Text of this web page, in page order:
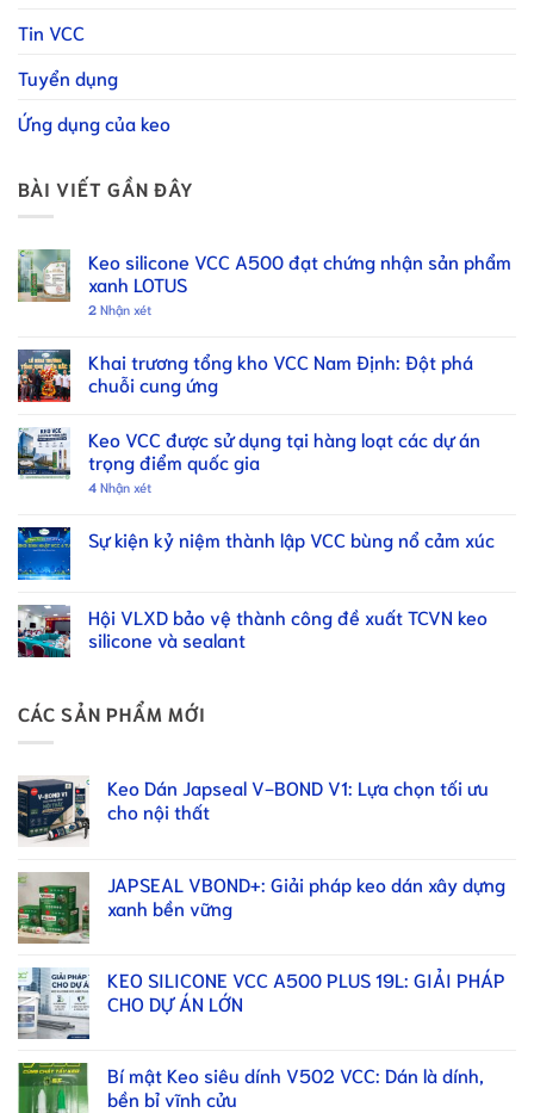
Tin VCC
Tuyển dụng
Ứng dụng của keo
BÀI VIẾT GẦN ĐÂY
Keo silicone VCC A500 đạt chứng nhận sản phẩm
xanh LOTUS
2 Nhận xét
Khai trương tổng kho VCC Nam Định: Đột phá
chuỗi cung ứng
Keo VCC được sử dụng tại hàng loạt các dự án
trọng điểm quốc gia
4 Nhận xét
Sự kiện kỷ niệm thành lập VCC bùng nổ cảm xúc
Hội VLXD bảo vệ thành công đề xuất TCVN keo
silicone và sealant
CÁC SẢN PHẨM MỚI
Keo Dán Japseal V-BOND V1: Lựa chọn tối ưu
cho nội thất
JAPSEAL VBOND+: Giải pháp keo dán xây dựng
xanh bền vững
KEO SILICONE VCC A500 PLUS 19L: GIẢI PHÁP
CHO DỰ ÁN LỚN
Bí mật Keo siêu dính V502 VCC: Dán là dính,
bền bỉ vĩnh cửu